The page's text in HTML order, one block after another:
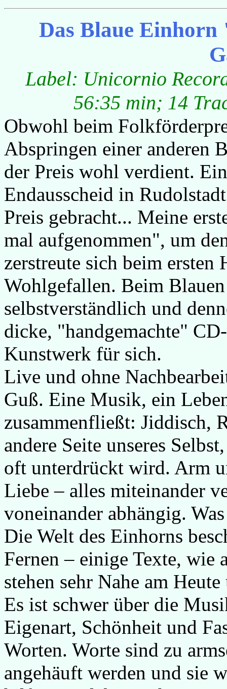
Das Blaue Einhorn
Label: Unicornio
56:35 min; 14
Obwohl beim
Abspringen einer anderen
der Preis wohl verdient.
Endausscheid in
Preis gebracht... Meine
mal aufgenommen", um
zerstreute sich beim ersten
Wohlgefallen. Beim
selbstverständlich und
dicke, "handgemachte"
Kunstwerk für sich.
Live und ohne
Guß. Eine Musik, ein
zusammenfließt: Jiddisch,
andere Seite unseres
oft unterdrückt wird. Arm
Liebe – alles miteinander
voneinander abhängig.
Die Welt des Einhorns
Fernen – einige Texte, wie
stehen sehr Nahe am
Es ist schwer über die
Eigenart, Schönheit und
Worten. Worte sind zu
angehäuft werden und sie